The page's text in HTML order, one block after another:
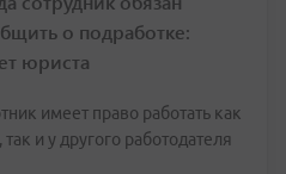
о подработке:
юриста
имеет право работать как
и у другого работодателя